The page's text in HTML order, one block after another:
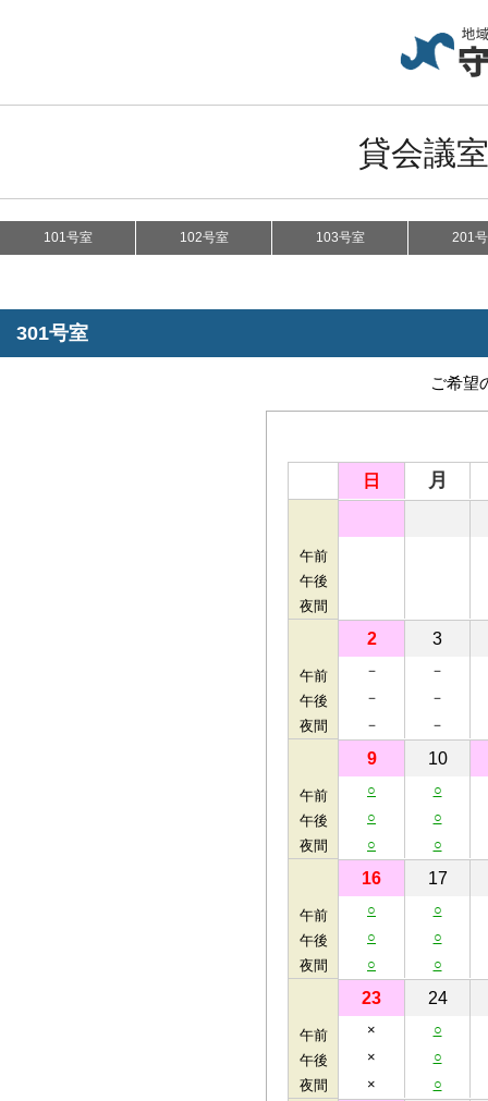
貸会議
101号室 102号室 103号室 201
301号室
ご希望
日 月
午前
午後
夜間
午前
午後
夜間
2
－
－
－
3
－
－
－
午前
午後
夜間
9
○
○
○
10
○
○
○
午前
午後
夜間
16
○
○
○
17
○
○
○
午前
午後
夜間
23
×
×
×
24
○
○
○